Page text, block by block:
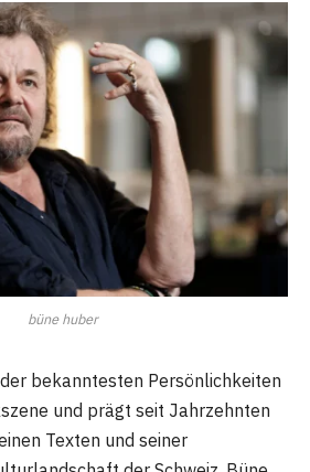
büne huber
bekanntesten Persönlichkeiten
und prägt seit Jahrzehnten
Texten und seiner